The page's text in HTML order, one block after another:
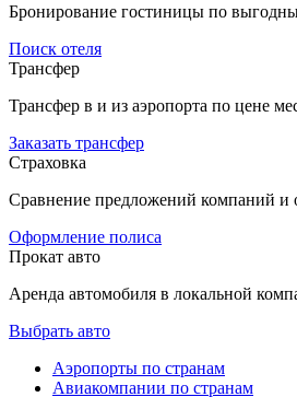
Бронирование гостиницы по
Поиск отеля
Трансфер
Трансфер в и из аэропорта по цене
Заказать трансфер
Страховка
Сравнение предложений компаний и
Оформление полиса
Прокат авто
Аренда автомобиля в локальной
Выбрать авто
Аэропорты по странам
Авиакомпании по странам